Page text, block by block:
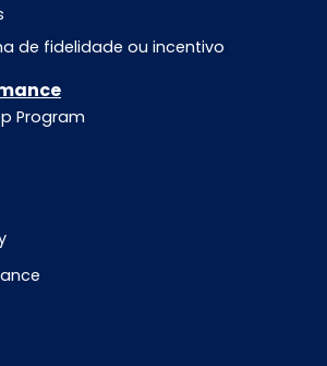
de fidelidade ou incentivo
Program